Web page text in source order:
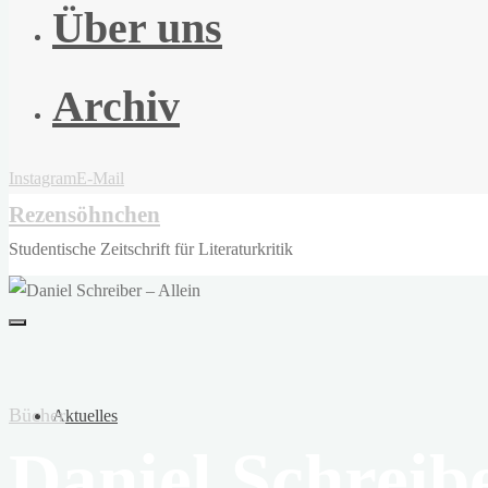
Über uns
Archiv
InstagramE-Mail
Rezensöhnchen
Studentische Zeitschrift für Literaturkritik
Aktuelles
Bücher